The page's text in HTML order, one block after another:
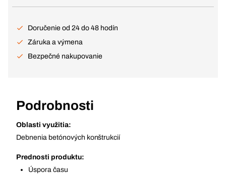
Doručenie od 24 do 48 hodín
Záruka a výmena
Bezpečné nakupovanie
Podrobnosti
Oblasti využitia:
Debnenia betónových konštrukcií
Prednosti produktu:
Úspora času